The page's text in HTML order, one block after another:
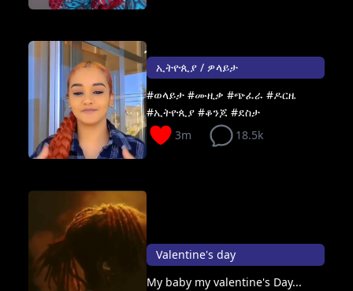
ኢትዮጲያ / ዎላይታ
#ወላይታ #ሙዚቃ #ጭፈራ #ዶርዜ
#ኢትዮጲያ #ቆንጆ #ደስታ
3m
18.5k
Valentine's day
My baby my valentine's Day...